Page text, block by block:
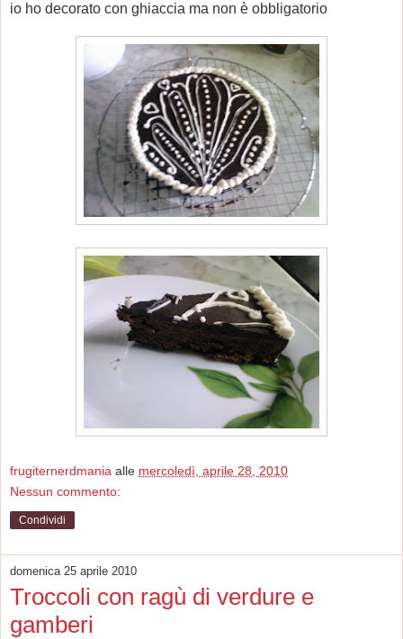
io ho decorato con ghiaccia ma non è obbligatorio
frugiternerdmania alle mercoledì, aprile 28, 2010
Nessun commento:
Condividi
domenica 25 aprile 2010
Troccoli con ragù di verdure e
gamberi